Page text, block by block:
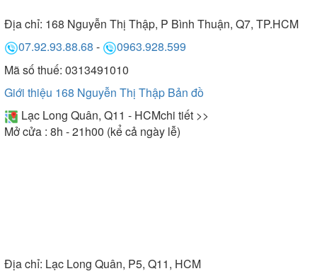
Địa chỉ: 168 Nguyễn Thị Thập, P Bình Thuận, Q7, TP.HCM
07.92.93.88.68 -
0963.928.599
Mã số thuế: 0313491010
Giới thiệu 168 Nguyễn Thị Thập Bản đồ
Lạc Long Quân, Q11 - HCMchi tiết >>
Mở cửa : 8h - 21h00 (kể cả ngày lễ)
Địa chỉ: Lạc Long Quân, P5, Q11, HCM